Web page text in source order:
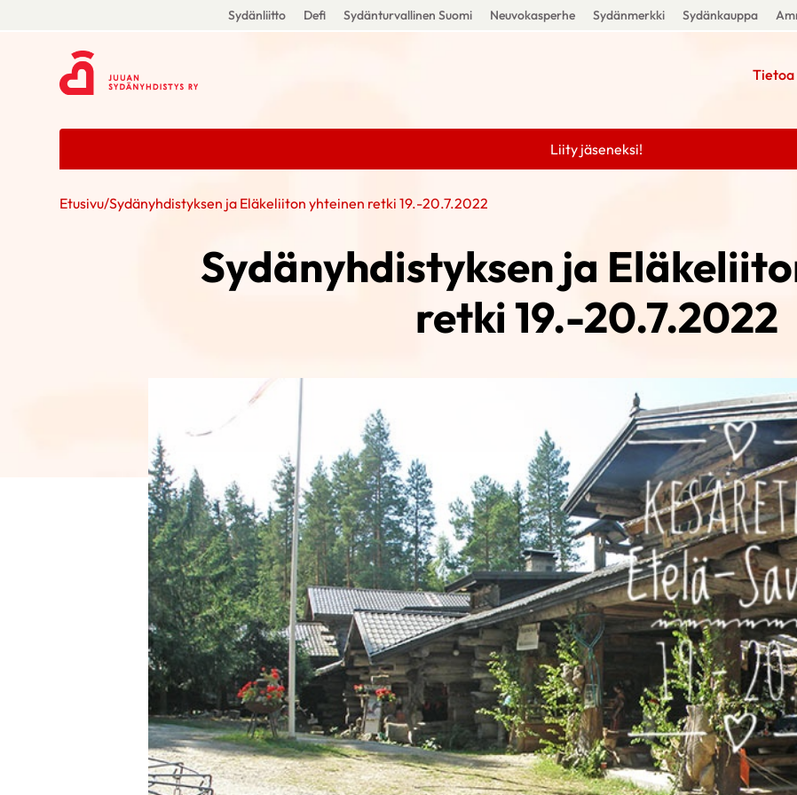
Sydänliitto Defi Sydänturvallinen Suomi Neuvokasperhe Sydänmerkki Sydänkauppa
Tietoa
Liity jäseneksi!
Etusivu/Sydänyhdistyksen ja Eläkeliiton yhteinen retki 19.-20.7.2022
Sydänyhdistyksen ja
retki 19.-20.7.2022